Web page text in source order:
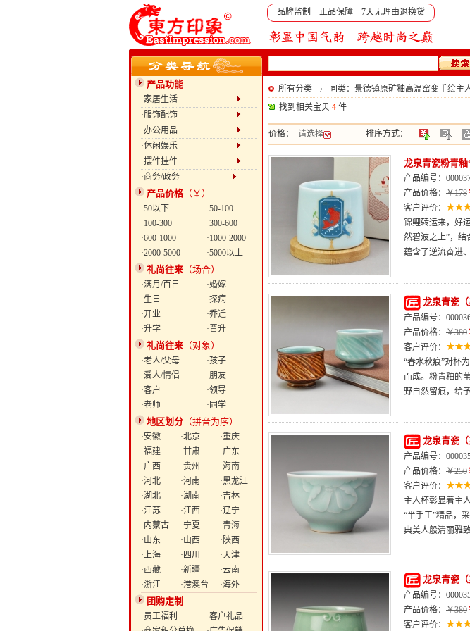
品牌监制 正品保障 7天无理由退换货
产品功能
·家居生活
·服饰配饰
·办公用品
·休闲娱乐
·摆件挂件
·商务/政务
产品价格（￥）
·50以下
·50-100
·100-300
·300-600
·600-1000
·1000-2000
·2000-5000
·5000以上
礼尚往来 （场合）
·满月/百日
·婚嫁
·生日
·探病
·开业
·乔迁
·升学
·晋升
礼尚往来 （对象）
·老人/父母
·孩子
·爱人/情侣
·朋友
·客户
·领导
·老师
·同学
地区划分 （拼音为序）
·安徽 ·北京
·重庆
·福建
·甘肃
·广东
·广西
·贵州
·海南
·河北
·河南
·黑龙江
·湖北
·湖南
·吉林
·江苏
·江西
·辽宁
·内蒙古
·宁夏
·青海
·山东
·山西
·陕西
·上海
·四川
·天津
·西藏
·新疆
·云南
·浙江
·港澳台 ·海外
团购定制
·员工福利
·客户礼品
所有分类 同类：景德镇原矿釉高温窑变手绘主
找到相关宝贝 4 件
价格： 请选择 排序方式：
龙泉青瓷粉青
产品编号：
产品价格： ￥178
客户评价：
锦鲤转运来，好
然碧波之上”，
蕴含了逆流奋进
龙泉青瓷
产品编号：
产品价格： ￥380
客户评价：
“春水秋痕”对杯
而成。粉青釉的
野自然留痕，给
龙泉青瓷
产品编号：
产品价格： ￥250
客户评价：
主人杯彰显着主
“半手工”精品，
典美人般清丽雅
龙泉青瓷
产品编号：
产品价格： ￥380
客户评价：